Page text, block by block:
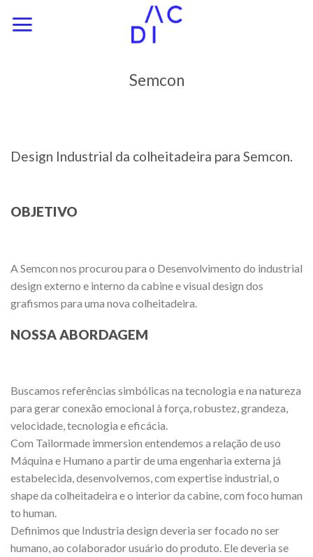
Semcon
Design Industrial da colheitadeira para Semcon.
OBJETIVO
A Semcon nos procurou para o Desenvolvimento do industrial
design externo e interno da cabine e visual design dos
grafismos para uma nova colheitadeira.
NOSSA ABORDAGEM
Buscamos referências simbólicas na tecnologia e na natureza
para gerar conexão emocional à força, robustez, grandeza,
velocidade, tecnologia e eficácia.
Com Tailormade immersion entendemos a relação de uso
Máquina e Humano a partir de uma engenharia externa já
estabelecida, desenvolvemos, com expertise industrial, o
shape da colheitadeira e o interior da cabine, com foco human
to human.
Definimos que Industria design deveria ser focado no ser
humano, ao colaborador usuário do produto. Ele deveria se